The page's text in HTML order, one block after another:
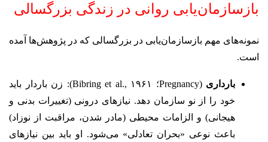
بازسازمان‌یابی روانی در زندگی بزرگسالی
نمونه‌های مهم بازسازمان‌یابی در بزرگسالی که در پژوهش‌ها آمده
است.
بارداری
(Pregnancy؛ Bibring et al., ۱۹۶۱): زن باردار باید
خود را از نو سازمان دهد. نیازهای درونی (تغییرات بدنی و
هیجانی) و الزامات محیطی (مادر شدن، مراقبت از نوزاد)
باعث نوعی «بحران تعادلی» می‌شود. او باید بین نیازهای